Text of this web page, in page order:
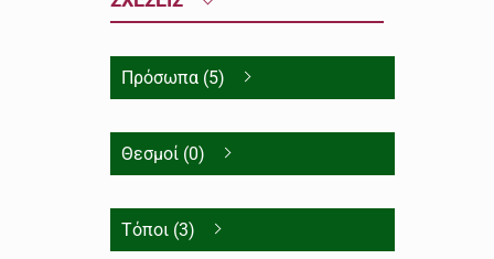
Πρόσωπα (5)
Θεσμοί (0)
Τόποι (3)